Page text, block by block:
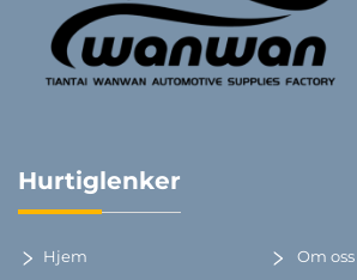
Hurtiglenker
Hjem Om oss